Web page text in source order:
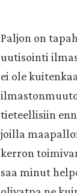
Paljon on
uutisointi
ei ole
tieteellisiin
joilla
kerron
saa minut